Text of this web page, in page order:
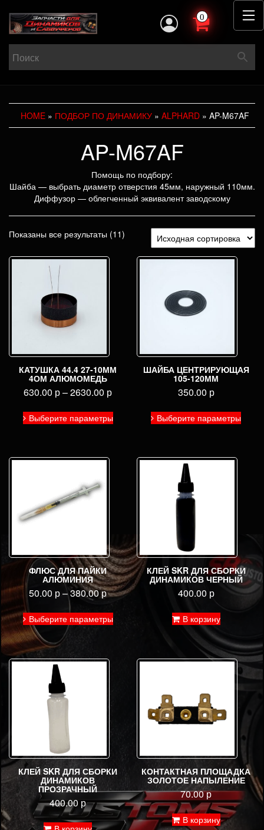
0
HOME » ПОДБОР ПО ДИНАМИКУ » ALPHARD » AP-M67AF
AP-M67AF
Помощь по подбору:
Шайба — выбрать диаметр отверстия 45мм, наружный 110мм.
Диффузор — облегченный эквивалент заводскому
Показаны все результаты (11)
КАТУШКА 44.4 27-10ММ
4ОМ АЛЮМОМЕДЬ
630.00 р–2630.00 р
Выберите параметрытовар
вариаций.
ШАЙБА ЦЕНТРИРУЮЩАЯ
105-120ММ
350.00 р
Выберите параметрытовар
ФЛЮС ДЛЯ ПАЙКИ
АЛЮМИНИЯ
50.00 р–380.00р
Выберите параметрытовар
вариаций.
странице
КЛЕЙ SKR ДЛЯ СБОРКИ
ДИНАМИКОВ ЧЕРНЫЙ
400.00 р
В корзину
КЛЕЙ SKR ДЛЯ СБОРКИ
ДИНАМИКОВ
ПРОЗРАЧНЫЙ
400.00 р
КОНТАКТНАЯ ПЛОЩАДКА
ЗОЛОТОЕ НАПЫЛЕНИЕ
70.00р
В корзину